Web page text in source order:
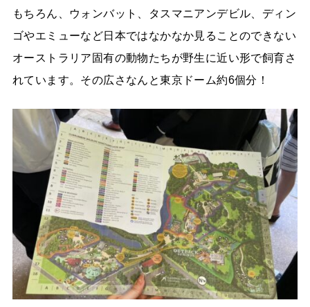
もちろん、ウォンバット、タスマニアンデビル、ディン
ゴやエミューなど日本ではなかなか見ることのできない
オーストラリア固有の動物たちが野生に近い形で飼育さ
れています。その広さなんと東京ドーム約6個分！